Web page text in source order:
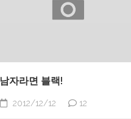
남자라면 블랙!
2012/12/12 12